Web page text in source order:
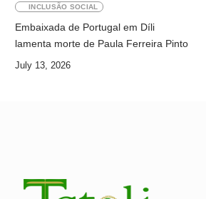
INCLUSÃO SOCIAL
Embaixada de Portugal em Díli
lamenta morte de Paula Ferreira Pinto
July 13, 2026